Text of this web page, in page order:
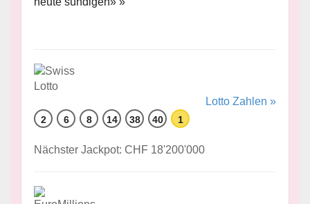
Lotto Zahlen »
2 6 8 14 38 40 1
Nächster Jackpot: CHF 18'200'000